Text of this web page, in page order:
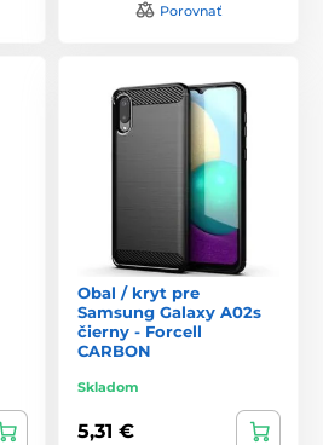
Porovnať
Obal / kryt pre
Samsung Galaxy A02s
čierny - Forcell
CARBON
Skladom
5,31 €